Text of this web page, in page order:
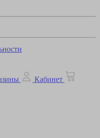
Кабинет